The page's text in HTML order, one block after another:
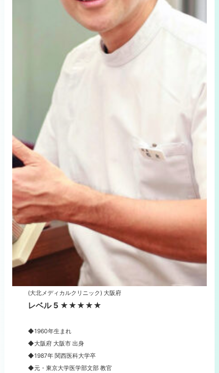
(大北メディカルクリニック) 大阪府
レベル 5 ★★★★★
◆1960年生まれ
◆大阪府 大阪市 出身
◆1987年 関西医科大学卒
◆元・東京大学医学部文部 教官